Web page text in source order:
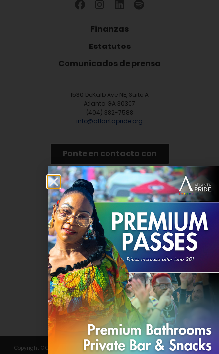
Finanzas
Estatutos
Comunicados de prensa
1530 DeKalb Ave NE, Suite A
Atlanta GA 30307
(404) 382-7588
info@atlantapride.org
Ponte en contacto con
DONAR
Copyright © Comité 2024 Atlanta Pride, Inc. Todos los derechos reservados.